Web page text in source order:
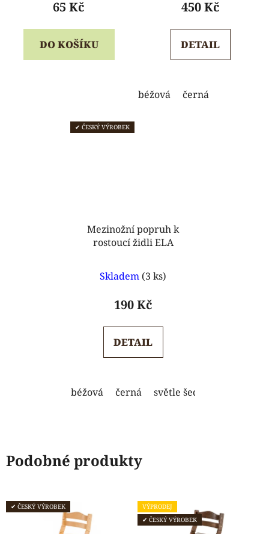
5,0
z
65 Kč
DO KOŠÍKU
450 Kč
DETAIL
béžová černá
✔ ČESKÝ VÝROBEK
Mezinožní popruh k
rostoucí židli ELA
hodnocení
produktu
5,0
z
Skladem (3 ks)
190 Kč
DETAIL
béžová černá světle šedá
Podobné produkty
✔ ČESKÝ VÝROBEK
VÝPRODEJ
✔ ČESKÝ VÝROBEK